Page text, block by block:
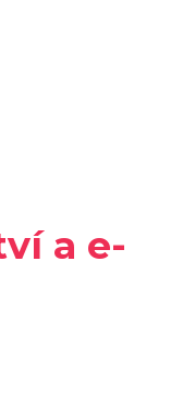
a e-